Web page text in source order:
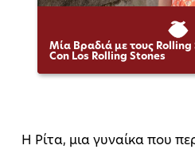
Μία Βραδιά με τους
Con Los Rolling Stones
Η Ρίτα, μια γυναίκα που